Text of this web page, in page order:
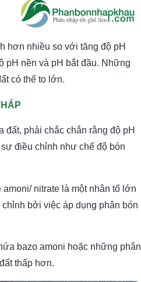
hơn nhiều so với tăng độ pH
pH nền và pH bắt đầu. Những
có thể to lớn.
phải chắc chắn rằng độ pH
điều chỉnh như chế độ bón
nitrate là một nhân tố lớn
bởi việc áp dụng phân bón
bazo amoni hoặc những phân
thấp hơn.